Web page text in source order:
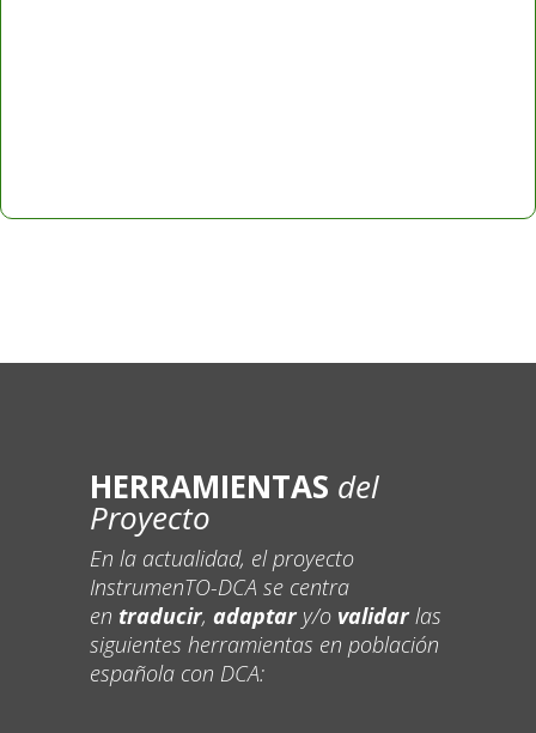
HERRAMIENTAS del
Proyecto
En la actualidad, el proyecto
InstrumenTO-DCA se centra
en traducir, adaptary/o validarlas
siguientes herramientas en población
española con DCA: